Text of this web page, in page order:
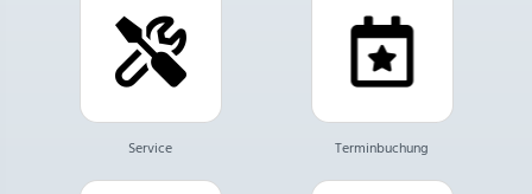
Service Terminbuchung